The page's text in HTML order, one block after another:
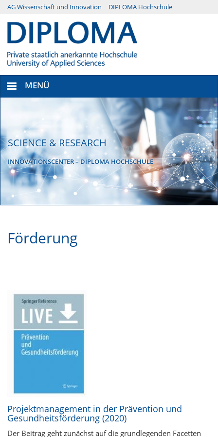
Direkt
Inhalt
Secondary
AG Wissenschaft und Innovation DIPLOMA Hochschule
MENÜ
SCIENCE & RESEARCH
INNOVATIONSCENTER – DIPLOMA HOCHSCHULE
Förderung
Projektmanagement in der Prävention und
Gesundheitsförderung (2020)
Der Beitrag geht zunächst auf die grundlegenden Facetten